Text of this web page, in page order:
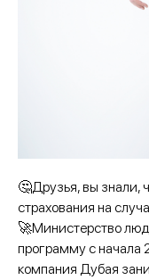
🤔Друзья, вы знали,
страхования на
🚀Министерство
программу с начала
компания Дубая